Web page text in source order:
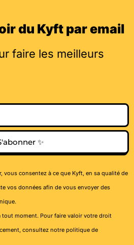
du Kyft par email
faire les meilleurs
✨
vous consentez à ce que Kyft, en sa qualité de
vos données afin de vous envoyer des
moment. Pour faire valoir votre droit
consultez notre politique de